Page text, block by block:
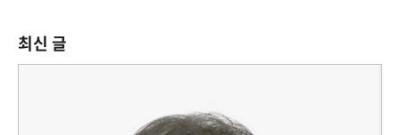
최신 글